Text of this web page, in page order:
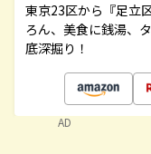
東京23区から『足立
ろん、美食に銭湯、
底深掘り！
AD